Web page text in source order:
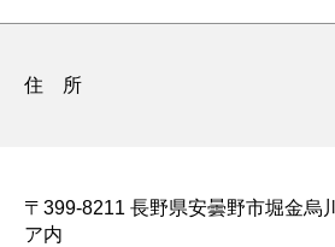
住 所
〒399-8211 長野県安曇野市堀金烏
ア内